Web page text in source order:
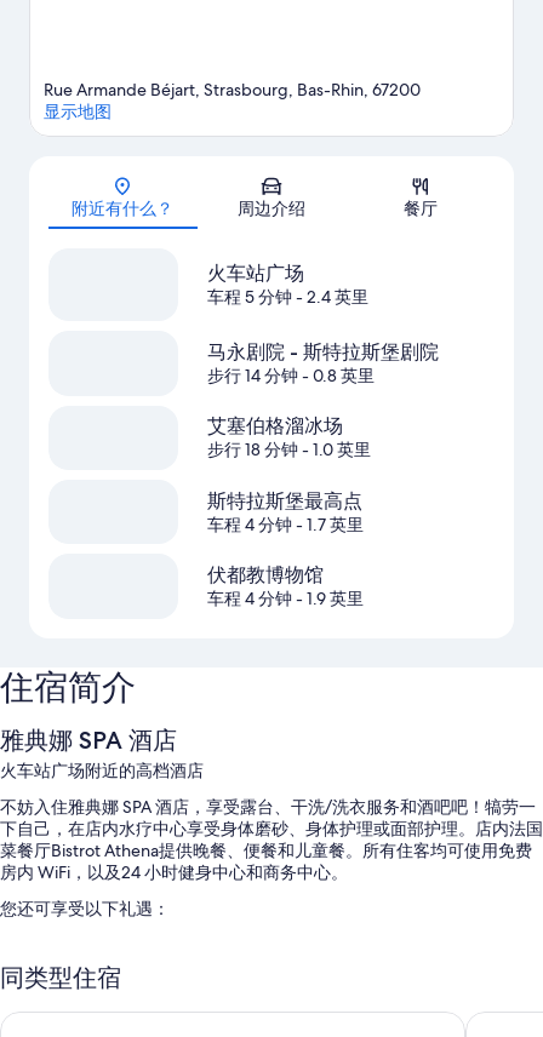
地图
Rue Armande Béjart, Strasbourg, Bas-Rhin, 67200
显示地图
附近有什么？ 周边介绍 餐厅
火车站广场
车程 5 分钟- 2.4 英里
马永剧院 - 斯特拉斯堡剧院
步行 14 分钟- 0.8 英里
艾塞伯格溜冰场
步行 18 分钟- 1.0 英里
斯特拉斯堡最高点
车程 4 分钟- 1.7 英里
伏都教博物馆
车程 4 分钟- 1.9 英里
住宿简介
雅典娜 SPA 酒店
火车站广场附近的高档酒店
不妨入住雅典娜 SPA 酒店，享受露台、干洗/洗衣服务和酒吧吧！犒劳一
下自己，在店内水疗中心享受身体磨砂、身体护理或面部护理。店内法国
菜餐厅Bistrot Athena提供晚餐、便餐和儿童餐。所有住客均可使用免费
房内 WiFi，以及24 小时健身中心和商务中心。
您还可享受以下礼遇：
自助式早餐（收费）、自助停车（收费）和电动车充电站
会议室、无烟场所和宴会厅
同类型住宿
voco 斯特拉斯堡中心花园酒店 by IHG 斯特拉